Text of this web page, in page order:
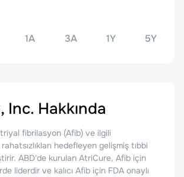
1A 3A 1Y 5Y
Inc. Hakkında
fibrilasyon (Afib) ve ilgili
hedefleyen gelişmiş tıbbi
ABD'de kurulan AtriCure, Afib için
liderdir ve kalıcı Afib için FDA onaylı